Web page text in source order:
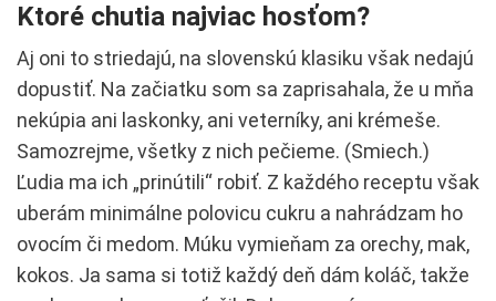
Ktoré chutia najviac hosťom?
Aj oni to striedajú, na slovenskú klasiku však nedajú
dopustiť. Na začiatku som sa zaprisahala, že u mňa
nekúpia ani laskonky, ani veterníky, ani krémeše.
Samozrejme, všetky z nich pečieme. (Smiech.)
Ľudia ma ich „prinútili“ robiť. Z každého receptu však
uberám minimálne polovicu cukru a nahrádzam ho
ovocím či medom. Múku vymieňam za orechy, mak,
kokos. Ja sama si totiž každý deň dám koláč, takže